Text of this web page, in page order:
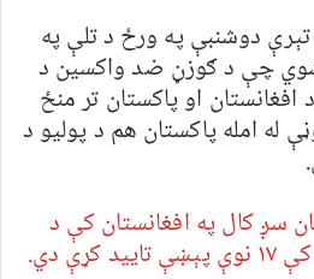
دوشنبې په ورځ د تلې په
چې د ګوزڼ ضد واکسین د
افغانستان او پاکستان تر منځ
له امله پاکستان هم د پولیو د
سږ کال په افغانستان کې د